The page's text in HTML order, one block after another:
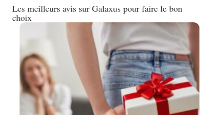
Les meilleurs avis sur Galaxus pour faire le bon
choix